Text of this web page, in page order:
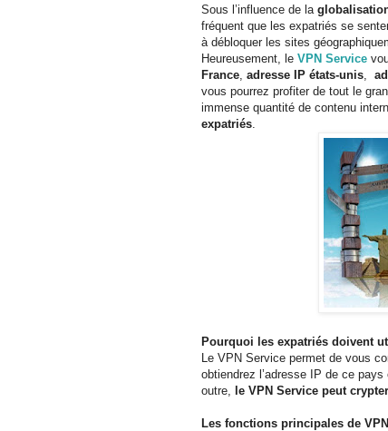
Sous l’influence de la
fréquent que les expatriés se
à débloquer les sites
Heureusement, le VPN Service
France adresse IP états-unis
vous pourrez profiter de tout le
immense quantité de contenu
expatriés
Pourquoi les expatriés doivent
Le VPN Service permet de vous
obtiendrez l’adresse IP de ce
outre, le VPN Service peut
Les fonctions principales de VPN